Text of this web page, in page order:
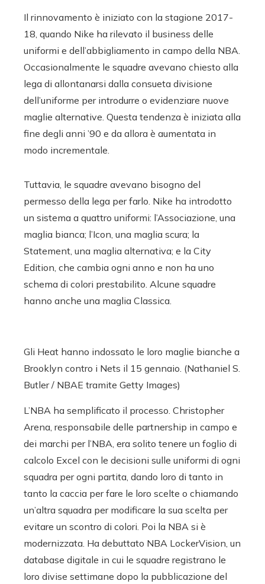
Il rinnovamento è iniziato con la stagione 2017-
18, quando Nike ha rilevato il business delle
uniformi e dell’abbigliamento in campo della NBA.
Occasionalmente le squadre avevano chiesto alla
lega di allontanarsi dalla consueta divisione
dell’uniforme per introdurre o evidenziare nuove
maglie alternative. Questa tendenza è iniziata alla
fine degli anni ’90 e da allora è aumentata in
modo incrementale.
Tuttavia, le squadre avevano bisogno del
permesso della lega per farlo. Nike ha introdotto
un sistema a quattro uniformi: l’Associazione, una
maglia bianca; l’Icon, una maglia scura; la
Statement, una maglia alternativa; e la City
Edition, che cambia ogni anno e non ha uno
schema di colori prestabilito. Alcune squadre
hanno anche una maglia Classica.
Gli Heat hanno indossato le loro maglie bianche a
Brooklyn contro i Nets il 15 gennaio. (Nathaniel S.
Butler / NBAE tramite Getty Images)
L’NBA ha semplificato il processo. Christopher
Arena, responsabile delle partnership in campo e
dei marchi per l’NBA, era solito tenere un foglio di
calcolo Excel con le decisioni sulle uniformi di ogni
squadra per ogni partita, dando loro di tanto in
tanto la caccia per fare le loro scelte o chiamando
un’altra squadra per modificare la sua scelta per
evitare un scontro di colori. Poi la NBA si è
modernizzata. Ha debuttato NBA LockerVision, un
database digitale in cui le squadre registrano le
loro divise settimane dopo la pubblicazione del